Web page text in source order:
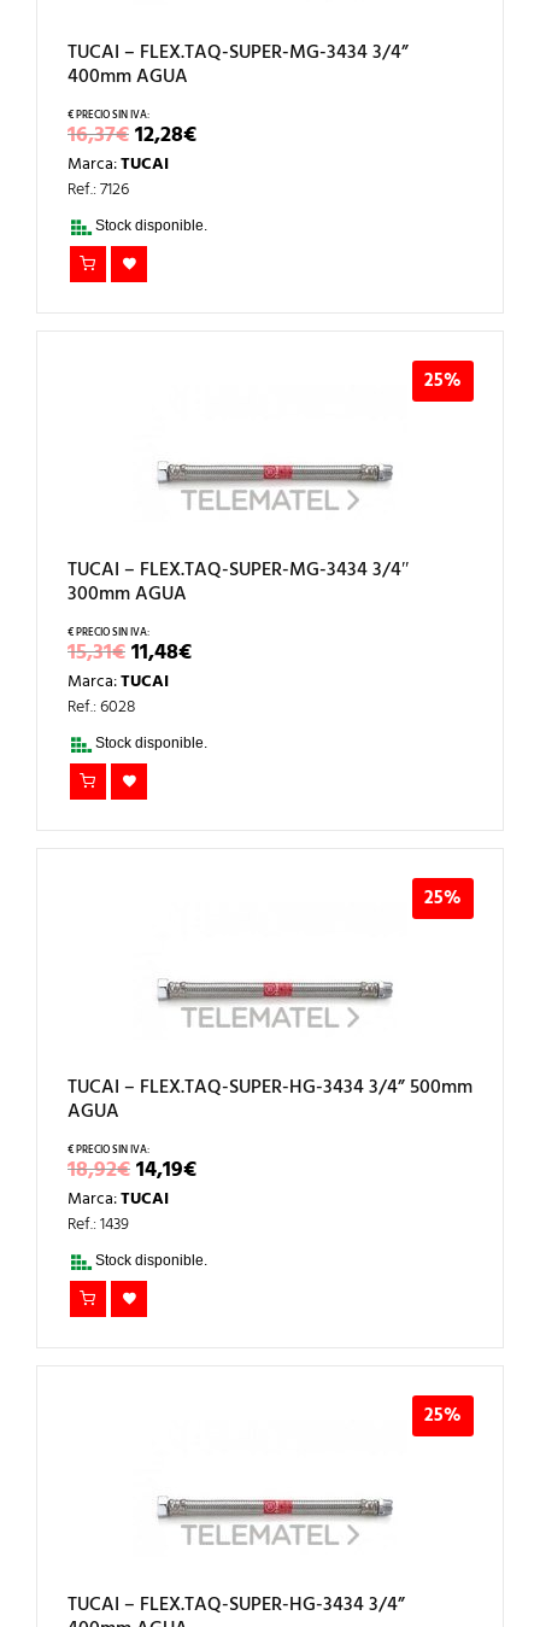
TUCAI – FLEX.TAQ-SUPER-MG-3434 3/4”
400mm AGUA
16,37€EL
PRECIO
ORIGINAL
16,37€.
12,28€EL
PRECIO
Marca:TUCAI
Ref.: 7126
Stock disponible.
25%
TUCAI – FLEX.TAQ-SUPER-MG-3434 3/4″
300mm AGUA
15,31€EL
PRECIO
ORIGINAL
ERA:
15,31€.
11,48€EL
PRECIO
11,48€.
Marca:TUCAI
Ref.: 6028
Stock disponible.
25%
TUCAI – FLEX.TAQ-SUPER-HG-3434 3/4” 500mm
AGUA
18,92€EL
PRECIO
ORIGINAL
18,92€.
14,19€EL
PRECIO
Marca:TUCAI
Ref.: 1439
Stock disponible.
25%
TUCAI – FLEX.TAQ-SUPER-HG-3434 3/4”